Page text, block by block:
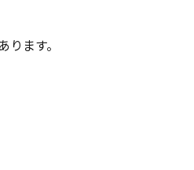
ます。